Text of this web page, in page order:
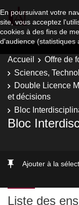
En poursuivant votre
site, vous acceptez
cookies à des fins de
d'audience (statistiques
Accueil Offre de
Sciences,
Double Licence
et décisions
Bloc
Bloc
Ajouter à la
Liste des